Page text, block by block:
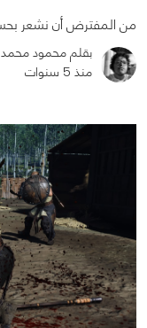
2523
من المفترض أن نشعر بحس
بقلم محمود محمد
منذ 5 سنوات